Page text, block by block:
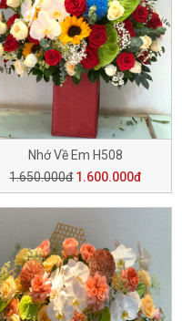
Nhớ Về Em H508
1.650.000đ 1.600.000đ